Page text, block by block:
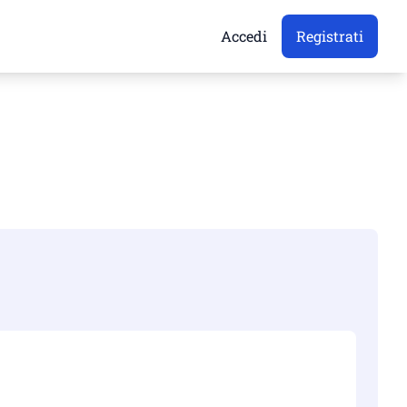
Accedi Registrati